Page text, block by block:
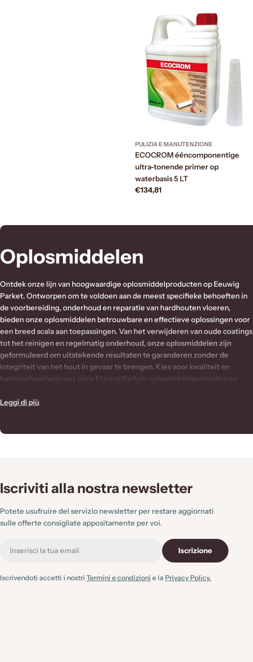
PULIZIA E MANUTENZIONE
ECOCROM ééncomponentige
ultra-tonende primer op
waterbasis 5 LT
Prezzo
€134,81
C
o
l
l
e
z
i
:
Oplosmiddelen
Ontdek onze lijn van hoogwaardige oplosmiddelproducten op Eeuwig
Parket. Ontworpen om te voldoen aan de meest specifieke behoeften in
de voorbereiding, onderhoud en reparatie van hardhouten vloeren,
bieden onze oplosmiddelen betrouwbare en effectieve oplossingen voor
een breed scala aan toepassingen. Van het verwijderen van oude coatings
tot het reinigen en regelmatig onderhoud, onze oplosmiddelen zijn
geformuleerd om uitstekende resultaten te garanderen zonder de
integriteit van het hout in gevaar te brengen. Kies voor kwaliteit en
betrouwbaarheid met onze Eternal Parket-oplosmiddelproducten en
Leggi di più
Iscriviti alla nostra newsletter
Potete usufruire del servizio newsletter per restare aggiornati
sulle offerte consigliate appositamente per voi.
mail
Iscrizione
Iscrivendoti accetti i nostri Termini e condizioni e la Privacy Policy.